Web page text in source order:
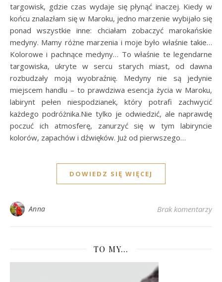
targowisk, gdzie czas wydaje się płynąć inaczej. Kiedy w
końcu znalazłam się w Maroku, jedno marzenie wybijało się
ponad wszystkie inne: chciałam zobaczyć marokańskie
medyny. Mamy różne marzenia i moje było właśnie takie…
Kolorowe i pachnące medyny… To właśnie te legendarne
targowiska, ukryte w sercu starych miast, od dawna
rozbudzały moją wyobraźnię. Medyny nie są jedynie
miejscem handlu – to prawdziwa esencja życia w Maroku,
labirynt pełen niespodzianek, który potrafi zachwycić
każdego podróżnika.Nie tylko je odwiedzić, ale naprawdę
poczuć ich atmosferę, zanurzyć się w tym labiryncie
kolorów, zapachów i dźwięków. Już od pierwszego…
DOWIEDZ SIĘ WIĘCEJ
Anna Brak komentarzy
TO MY…